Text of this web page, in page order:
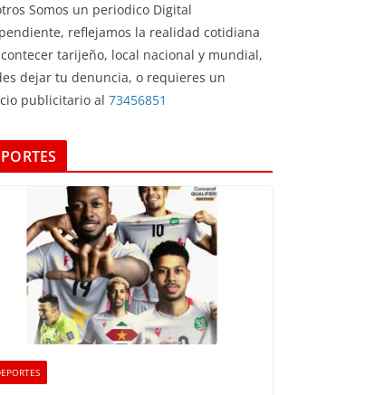
Somos un periodico Digital
reflejamos la realidad cotidiana
tarijeño, local nacional y mundial,
dejar tu denuncia, o requieres un
publicitario al 73456851